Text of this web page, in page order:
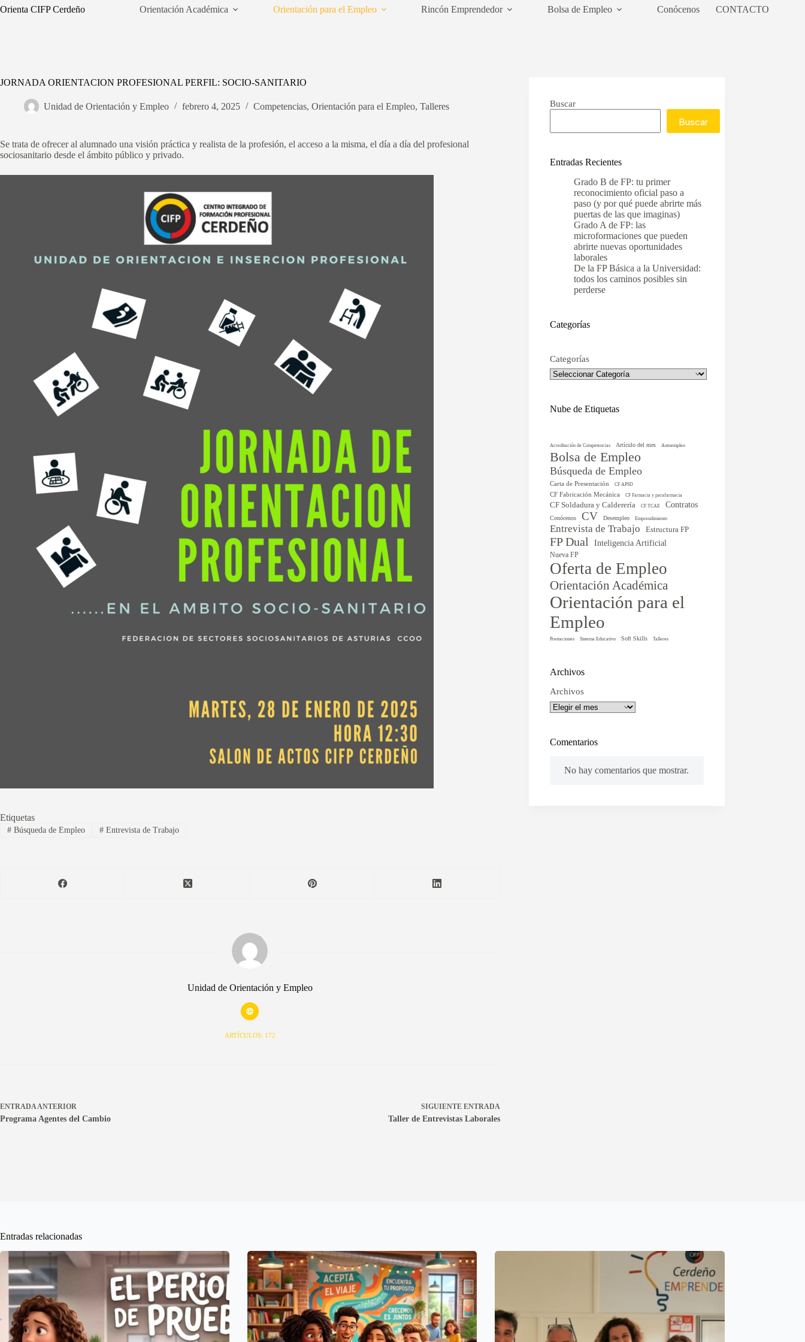
Saltar
al
Orienta CIFP Cerdeño Orientación Académica Orientación para el Empleo Rincón Emprendedor Bolsa de Empleo Conócenos CONTACTO
JORNADA ORIENTACION PROFESIONAL PERFIL: SOCIO-SANITARIO
Unidad de Orientación y Empleo febrero 4, 2025 Competencias, Orientación para el Empleo, Talleres
Se trata de ofrecer al alumnado una visión práctica y realista de la profesión, el acceso a la misma, el día a día del profesional
sociosanitario desde el ámbito público y privado.
Etiquetas
#Búsqueda de Empleo #Entrevista de Trabajo
Unidad de Orientación y Empleo
ARTÍCULOS: 172
ENTRADAANTERIOR
Programa Agentes del Cambio
SIGUIENTE ENTRADA
Taller de Entrevistas Laborales
Buscar
Buscar
Entradas Recientes
Grado B de FP: tu primer
reconocimiento oficial paso a
paso (y por qué puede abrirte más
puertas de las que imaginas)
Grado A de FP: las
microformaciones que pueden
abrirte nuevas oportunidades
laborales
De la FP Básica a la Universidad:
todos los caminos posibles sin
perderse
Categorías
Categorías
Nube de Etiquetas
Acreditación de Competencias Artículo del mes Autoempleo
Bolsa de Empleo
Búsqueda de Empleo
Carta de Presentación CF APSD
CF Fabricación Mecánica CF Farmacia y parafarmacia
CF Soldadura y Calderería CF TCAE Contratos
Conócenos CV Desempleo Emprendimiento
Entrevista de Trabajo Estructura FP
FP Dual Inteligencia Artificial
Nueva FP
Oferta de Empleo
Orientación Académica
Orientación para el
Empleo
Prestaciones Sistema Educativo Soft Skills Talleres
Archivos
Archivos
Comentarios
No hay comentarios que mostrar.
Entradas relacionadas